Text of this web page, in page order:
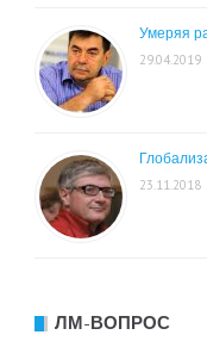
Умеряя
29.04.2019
23.11.2018
ЛМ-ВОПРОС